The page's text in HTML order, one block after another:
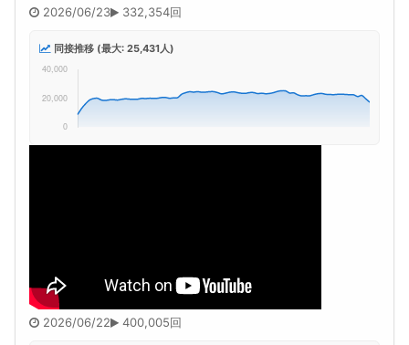
2026/06/23 332,354回
同接推移 (最大: 25,431人)
2026/06/22 400,005回